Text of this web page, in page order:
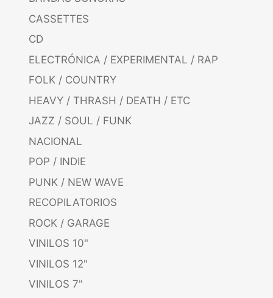
CASSETTES
CD
ELECTRÓNICA / EXPERIMENTAL / RAP
FOLK / COUNTRY
HEAVY / THRASH / DEATH / ETC
JAZZ / SOUL / FUNK
NACIONAL
POP / INDIE
PUNK / NEW WAVE
RECOPILATORIOS
ROCK / GARAGE
VINILOS 10"
VINILOS 12"
VINILOS 7"